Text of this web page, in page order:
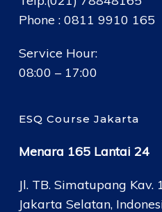
Phone : 0811 9910 165
Service Hour:
08:00 – 17:00
ESQ Course Jakarta
Menara 165 Lantai 24
Jl. TB. Simatupang Kav.
Jakarta Selatan,